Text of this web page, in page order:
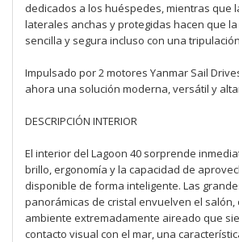
dedicados a los huéspedes, mientras que
laterales anchas y protegidas hacen que
sencilla y segura incluso con una
Impulsado por 2 motores Yanmar Sail
ahora una solución moderna, versátil y
DESCRIPCIÓN INTERIOR
El interior del Lagoon 40 sorprende
brillo, ergonomía y la capacidad de
disponible de forma inteligente. Las
panorámicas de cristal envuelven el salón,
ambiente extremadamente aireado que
contacto visual con el mar, una